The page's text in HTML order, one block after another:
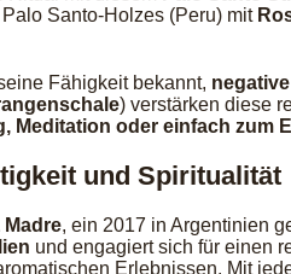
Santo-Holzes (Peru) mit
Fähigkeit bekannt,
) verstärken diese
Meditation oder einfach zum
und Spiritualität
Madre, ein 2017 in Argentinien
und engagiert sich für einen
Erlebnissen. Mit